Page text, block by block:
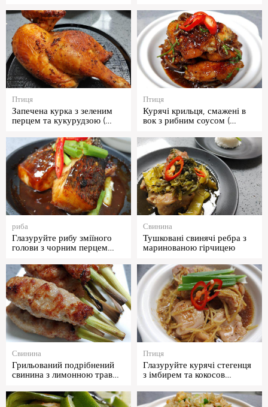
Птиця
Запечена курка з зеленим
перцем та кукурудзою (…
Птиця
Курячі крильця, смажені в
вок з рибним соусом (…
риба
Глазуруйте рибу зміїного
голови з чорним перцем…
Свинина
Тушковані свинячі ребра з
маринованою гірчицею
Свинина
Грильований подрібнений
свинина з лимонною трав…
Птиця
Глазуруйте курячі стегенця
з імбирем та кокосов…